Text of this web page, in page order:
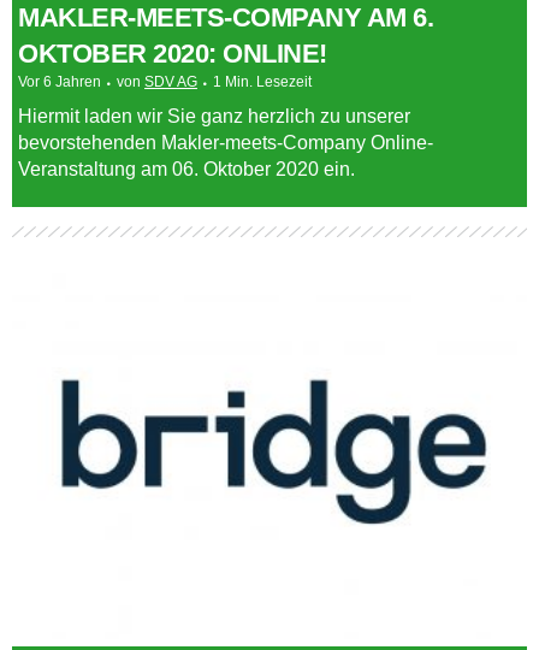
MAKLER-MEETS-COMPANY AM 6.
OKTOBER 2020: ONLINE!
Vor 6 Jahren von SDV AG 1 Min. Lesezeit
Hiermit laden wir Sie ganz herzlich zu unserer
bevorstehenden Makler-meets-Company Online-
Veranstaltung am 06. Oktober 2020 ein.